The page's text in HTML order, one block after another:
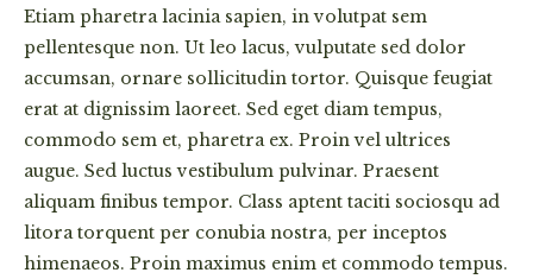
Etiam pharetra lacinia sapien, in volutpat sem
pellentesque non. Ut leo lacus, vulputate sed dolor
accumsan, ornare sollicitudin tortor. Quisque feugiat
erat at dignissim laoreet. Sed eget diam tempus,
commodo sem et, pharetra ex. Proin vel ultrices
augue. Sed luctus vestibulum pulvinar. Praesent
aliquam finibus tempor. Class aptent taciti sociosqu ad
litora torquent per conubia nostra, per inceptos
himenaeos. Proin maximus enim et commodo tempus.